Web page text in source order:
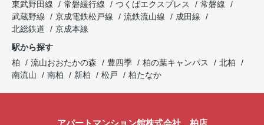
東武野田線
常磐緩行線 つくばエクスプレス
常磐線
武蔵野線
京成電鉄松戸線 流鉄流山線
成田線
北総鉄道
京成本線
駅から探す
柏
流山おおたかの森 豊四季 柏の葉キャンパス
北柏
南流山
南柏 新柏 松戸 柏たなか
アパートマンション館株式会社 柏店